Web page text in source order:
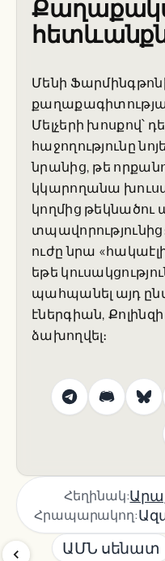
Մենի
Մելչերի խոսքով՝
հաջողությունը
նրանից, թե
կկարողանա
կողմից թեկնածու
ուժը նրա
եթե
պահպանել այդ
էներգիան,
ձախողվել։
Հեղինակ:
Հրապարակող:
ԱՄՆ սենատ